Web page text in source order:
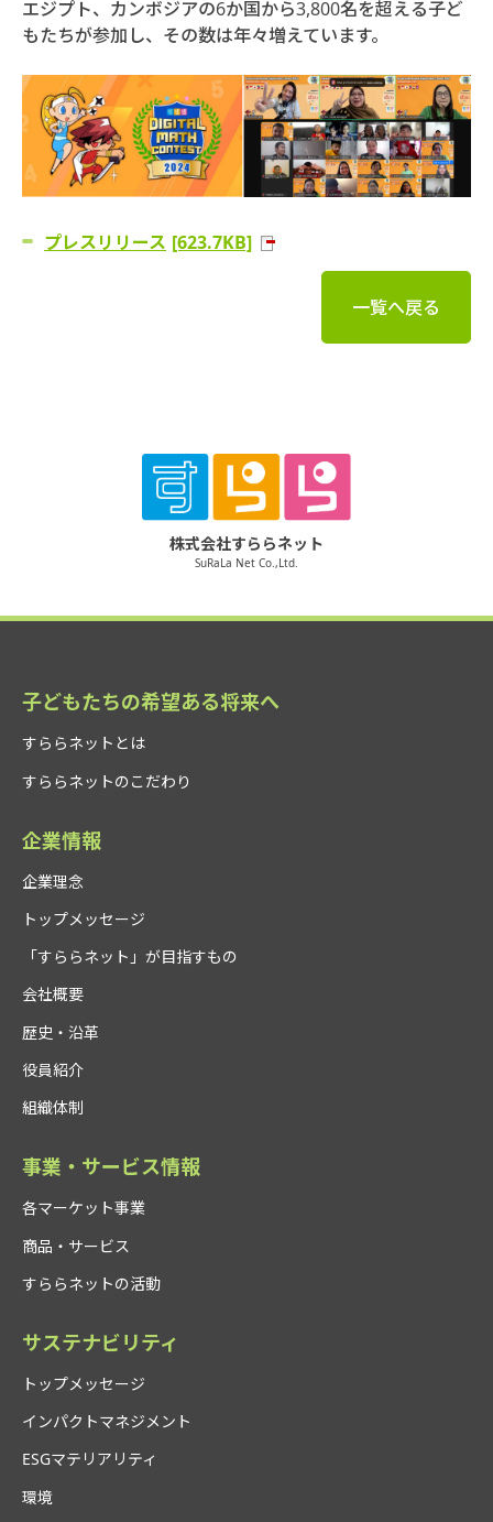
エジプト、カンボジアの6か国から3,800名を超える子ど
もたちが参加し、その数は年々増えています。
プレスリリース [623.7KB]
一覧へ戻る
株式会社すららネット
SuRaLa Net Co.,Ltd.
子どもたちの希望ある将来へ
すららネットとは
すららネットのこだわり
企業情報
企業理念
トップメッセージ
「すららネット」が目指すもの
会社概要
歴史・沿革
役員紹介
組織体制
事業・サービス情報
各マーケット事業
商品・サービス
すららネットの活動
サステナビリティ
トップメッセージ
インパクトマネジメント
ESGマテリアリティ
環境